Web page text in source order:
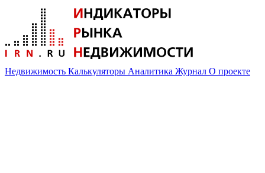
Недвижимость Калькуляторы Аналитика Журнал О проекте